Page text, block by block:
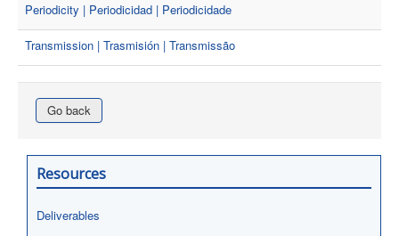
Periodicity | Periodicidad | Periodicidade
Transmission | Trasmisión | Transmissão
Go back
Resources
Deliverables